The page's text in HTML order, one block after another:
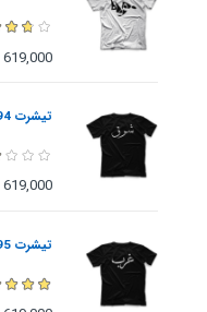
619,000
تیشرت DS0094
619,000
تیشرت DS0095